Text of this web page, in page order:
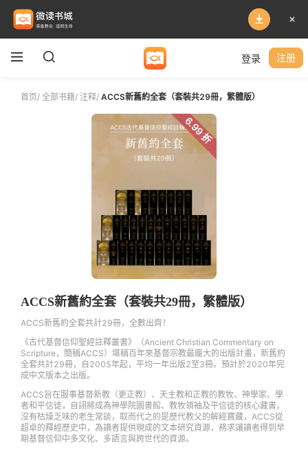
登录 注册
首页/ 全部书籍/ 注释/ ACCS新舊約全套（套裝共29冊，繁體版）
6.99 折
ACCS新舊約全套（套裝共29冊，繁體版）
ACCS新舊約全套共計29冊，全數出齊！
《古代基督信仰聖經註釋叢書》（Ancient Christian Commentary on
Scripture，簡稱ACCS）堪稱百年來基督宗教最龐大的出版計畫，新舊約
全套共計29冊，自2005年起，平均一年出版2至3冊。預計於2020年完
成中文版本之出版。
ACCS旨在服事基督新教（更正教）、天主教和正教的教牧、神學家、學
者和平信徒，自詡將成為神學院圖書館、教牧領袖及平信徒的核心藏書。
沒有枯燥乏味的老生常談，取而代之的是歷代教父的解經寶藏，ACCS從
超卓的釋經歷史中，為讀者提供現成的文本研究資源，務求讓讀者得到早
期基督信仰中多文化、多語言與跨世代的資源。